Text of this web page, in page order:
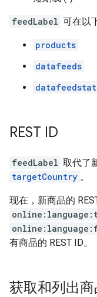
feedLabel 可在以
products
datafeeds
REST ID
feedLabel 取代了
targetCountry 。
现在，新商品的
有商品的 REST ID。
获取和列出商